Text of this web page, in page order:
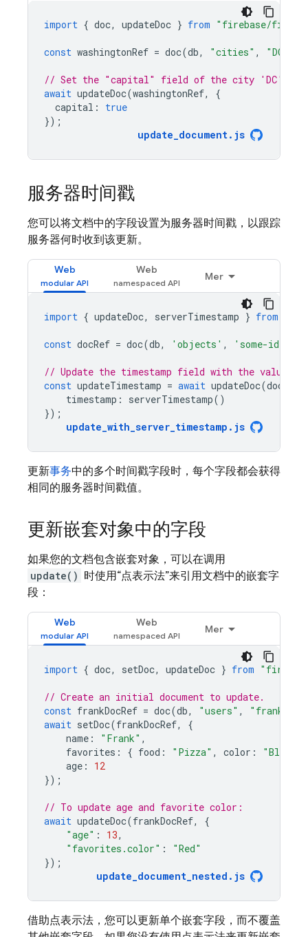
import { doc, updateDoc } from "firebase/
const washingtonRef = doc(db, "cities" , "DC"
// Set the "capital" field of the city 'DC'
await updateDoc(washingtonRef,
{
capital :
true
});
update_document. js
服务器时间戳
您可以将文档中的字段设置为服务器时间戳，以跟踪
服务器何时收到该更新。
Web Web
Mer
import { updateDoc, serverTimestamp } from
const docRef = doc(db, 'objects' , 'some-id'
// Update the timestamp field with the value
const updateTimestamp = await updateDoc(docRef
timestamp : serverTimestamp()
});
update_with_server_timestamp . js
更新事务中的多个时间戳字段时，每个字段都会获得
相同的服务器时间戳值。
更新嵌套对象中的字段
如果您的文档包含嵌套对象，可以在调用
update() 时使用“点表示法”来引用文档中的嵌套字
段：
Web Web
Mer
import { doc, setDoc, updateDoc } from
// Create an initial document to update.
const frankDocRef = doc(db, "users" , "frank"
await setDoc(frankDocRef,
{
name : "Frank" ,
favorites : { food : "Pizza" , color : "Blue"
age :
12
});
// To update age and favorite color:
await updateDoc(frankDocRef,
{
"age" : 13,
"favorites.color" :
"Red"
});
update_document_nested . js
借助点表示法，您可以更新单个嵌套字段，而不覆盖